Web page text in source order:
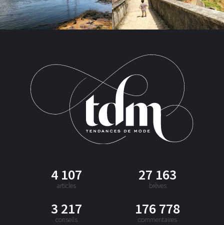
4 107
articles
27 163
brèves
3 217
conseils
176 778
commentaires